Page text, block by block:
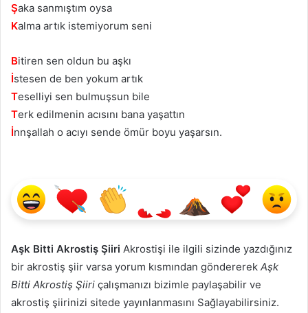
Şaka sanmıştım oysa
Kalma artık istemiyorum seni
Bitiren sen oldun bu aşkı
İstesen de ben yokum artık
Teselliyi sen bulmuşsun bile
Terk edilmenin acısını bana yaşattın
İnnşallah o acıyı sende ömür boyu yaşarsın.
Aşk Bitti Akrostiş Şiiri Akrostişi ile ilgili sizinde yazdığınız
bir akrostiş şiir varsa yorum kısmından göndererek Aşk
Bitti Akrostiş Şiiri çalışmanızı bizimle paylaşabilir ve
akrostiş şiirinizi sitede yayınlanmasını Sağlayabilirsiniz.